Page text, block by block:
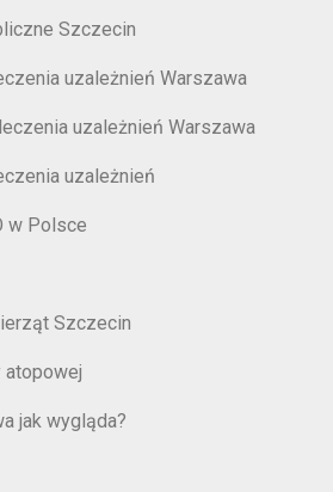
Szczecin
uzależnień Warszawa
uzależnień Warszawa
uzależnień
w Polsce
Szczecin
jak wygląda?